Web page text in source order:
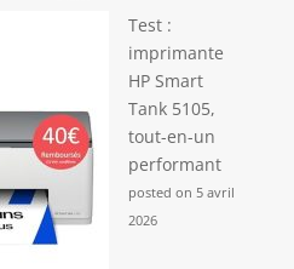
Test :
imprimante
HP Smart
Tank 5105,
tout-en-un
performant
posted on 5 avril
2026